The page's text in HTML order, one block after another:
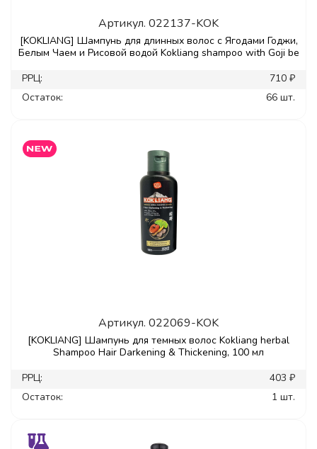
Артикул. 022137-KOK
[KOKLIANG] Шампунь для длинных волос с Ягодами Годжи,
Белым Чаем и Рисовой водой Kokliang shampoo with Goji be
РРЦ:
710 ₽
Остаток:
66 шт.
Артикул. 022069-KOK
[KOKLIANG] Шампунь для темных волос Kokliang herbal
Shampoo Hair Darkening & Thickening, 100 мл
РРЦ:
403 ₽
Остаток:
1 шт.